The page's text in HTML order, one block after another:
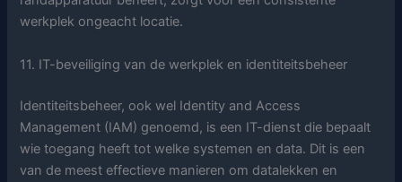
werkplek ongeacht locatie.
11. IT-beveiliging van de werkplek en identiteitsbeheer
Identiteitsbeheer, ook wel Identity and Access
Management (IAM) genoemd, is een IT-dienst die bepaalt
wie toegang heeft tot welke systemen en data. Dit is een
van de meest effectieve manieren om datalekken en